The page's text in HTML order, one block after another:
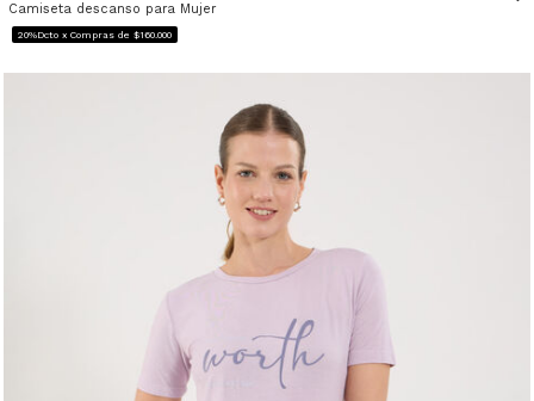
Camiseta descanso para Mujer
20%Dcto x Compras de $160.000